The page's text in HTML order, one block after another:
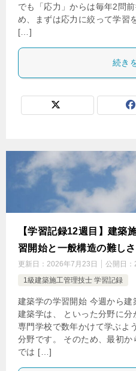
でも「応力」からは毎年2問
め、まずは応力に絞って学習
[…]
続き
【学習記録12週目】建築
習開始と一般構造の難しさ
更新日： 2026年7月23日 公開日：
1級建築施工管理技士 学習記録
建築学の学習開始 今週から建
建築学は、 といった分野に
専門学校で数年かけて学ぶよ
分野です。 そのため、最初
では […]